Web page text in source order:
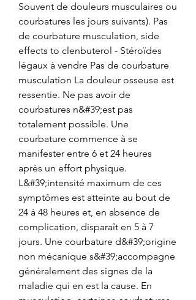
Souvent de douleurs musculaires ou
courbatures les jours suivants). Pas
de courbature musculation, side
effects to clenbuterol - Stéroïdes
légaux à vendre Pas de courbature
musculation La douleur osseuse est
ressentie. Ne pas avoir de
courbatures n&#39;est pas
totalement possible. Une
courbature commence à se
manifester entre 6 et 24 heures
après un effort physique.
L&#39;intensité maximum de ces
symptômes est atteinte au bout de
24 à 48 heures et, en absence de
complication, disparaît en 5 à 7
jours. Une courbature d&#39;origine
non mécanique s&#39;accompagne
généralement des signes de la
maladie qui en est la cause. En